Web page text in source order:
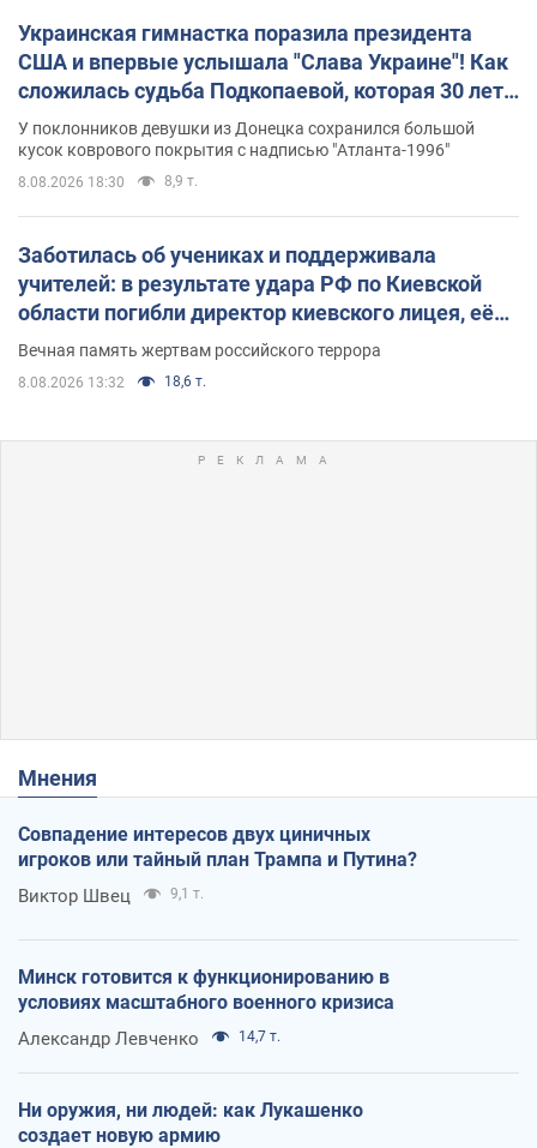
Украинская гимнастка поразила президента
США и впервые услышала "Слава Украине"! Как
сложилась судьба Подкопаевой, которая 30 лет
назад завоевала "золото" Олимпиады
У поклонников девушки из Донецка сохранился большой
кусок коврового покрытия с надписью "Атланта-1996"
8.08.2026 18:30 8,9 т.
Заботилась об учениках и поддерживала
учителей: в результате удара РФ по Киевской
области погибли директор киевского лицея, её
муж и внук
Вечная память жертвам российского террора
8.08.2026 13:32 18,6 т.
Мнения
Совпадение интересов двух циничных
игроков или тайный план Трампа и Путина?
Виктор Швец 9,1 т.
Минск готовится к функционированию в
условиях масштабного военного кризиса
Александр Левченко 14,7 т.
Ни оружия, ни людей: как Лукашенко
создает новую армию